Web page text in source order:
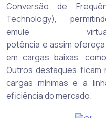
Conversão de
Technology),
emule
potência e assim
em cargas baixas,
Outros destaques ficam
cargas mínimas e a
eficiência do mercado.